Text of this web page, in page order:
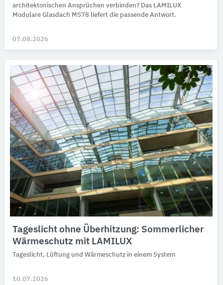
architektonischen Ansprüchen verbinden? Das LAMILUX
Modulare Glasdach MS78 liefert die passende Antwort.
07.08.2026
Tageslicht ohne Überhitzung: Sommerlicher
Wärmeschutz mit LAMILUX
Tageslicht, Lüftung und Wärmeschutz in einem System
10.07.2026